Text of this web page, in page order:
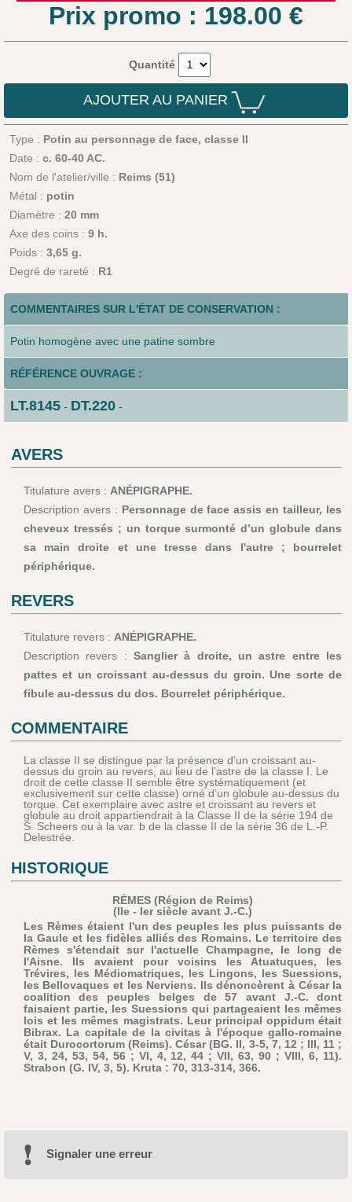
Prix promo : 198.00 €
Quantité
AJOUTER AU PANIER
Type : Potin au personnage de face, classe II
Date : c. 60-40 AC.
Nom de l'atelier/ville : Reims (51)
Métal : potin
Diamètre : 20 mm
Axe des coins : 9 h.
Poids : 3,65 g.
Degré de rareté : R1
COMMENTAIRES SUR L'ÉTAT DE CONSERVATION :
Potin homogène avec une patine sombre
RÉFÉRENCE OUVRAGE :
LT.8145- DT.220-
AVERS
Titulature avers : ANÉPIGRAPHE.
Description avers : Personnage de face assis en tailleur, les
cheveux tressés ; un torque surmonté d’un globule dans
sa main droite et une tresse dans l'autre ; bourrelet
périphérique.
REVERS
Titulature revers : ANÉPIGRAPHE.
Description revers : Sanglier à droite, un astre entre les
pattes et un croissant au-dessus du groin. Une sorte de
fibule au-dessus du dos. Bourrelet périphérique.
COMMENTAIRE
La classe II se distingue par la présence d’un croissant au-
dessus du groin au revers, au lieu de l’astre de la classe I. Le
droit de cette classe II semble être systématiquement (et
exclusivement sur cette classe) orné d’un globule au-dessus du
torque. Cet exemplaire avec astre et croissant au revers et
globule au droit appartiendrait à la Classe II de la série 194 de
S. Scheers ou à la var. b de la classe II de la série 36 de L.-P.
Delestrée.
HISTORIQUE
RÈMES (Région de Reims)
(IIe - Ier siècle avant J.-C.)
Les Rèmes étaient l'un des peuples les plus puissants de
la Gaule et les fidèles alliés des Romains. Le territoire des
Rèmes s'étendait sur l'actuelle Champagne, le long de
l'Aisne. Ils avaient pour voisins les Atuatuques, les
Trévires, les Médiomatriques, les Lingons, les Suessions,
les Bellovaques et les Nerviens. Ils dénoncèrent à César la
coalition des peuples belges de 57 avant J.-C. dont
faisaient partie, les Suessions qui partageaient les mêmes
lois et les mêmes magistrats. Leur principal oppidum était
Bibrax. La capitale de la civitas à l'époque gallo-romaine
était Durocortorum (Reims). César (BG. II, 3-5, 7, 12 ; III, 11 ;
V, 3, 24, 53, 54, 56 ; VI, 4, 12, 44 ; VII, 63, 90 ; VIII, 6, 11).
Strabon (G. IV, 3, 5). Kruta : 70, 313-314, 366.
Signaler une erreur